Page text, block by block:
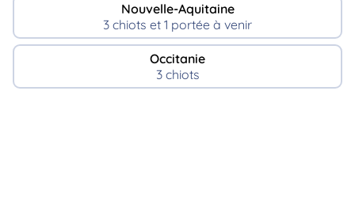
Nouvelle-Aquitaine
3 chiots et 1 portée à venir
Occitanie
3 chiots